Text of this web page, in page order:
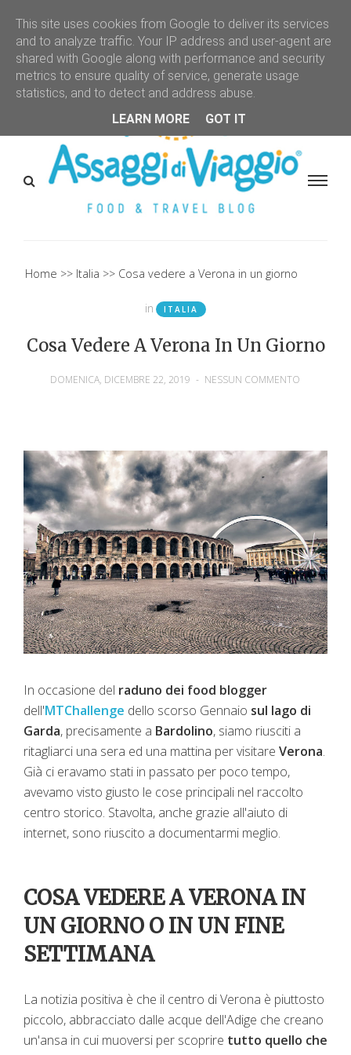
Home Italia Cosa vedere a Verona in un giorno
in ITALIA
Cosa Vedere A Verona In Un Giorno
DOMENICA, DICEMBRE 22, 2019 - NESSUN COMMENTO
In occasione del raduno dei food blogger
dell'MTChallenge dello scorso Gennaio sul lago di
Garda, precisamente a Bardolino, siamo riusciti a
ritagliarci una sera ed una mattina per visitare Verona.
Già ci eravamo stati in passato per poco tempo,
avevamo visto giusto le cose principali nel raccolto
centro storico. Stavolta, anche grazie all'aiuto di
internet, sono riuscito a documentarmi meglio.
COSA VEDERE A VERONA IN
UN GIORNO O IN UN FINE
SETTIMANA
La notizia positiva è che il centro di Verona è piuttosto
piccolo, abbracciato dalle acque dell'Adige che creano
un'ansa in cui muoversi per scoprire tutto quello che
This site uses cookies from Google to deliver its services
and to analyze traffic. Your IP address and user-agent are
shared with Google along with performance and security
metrics to ensure quality of service, generate usage
statistics, and to detect and address abuse.
LEARN MORE
GOT IT